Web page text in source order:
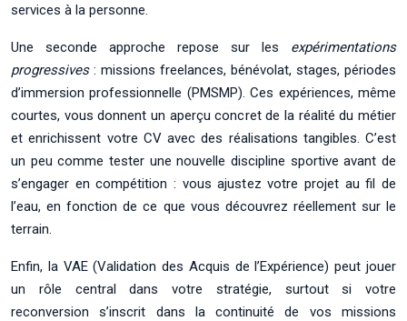
services à la personne.
Une seconde approche repose sur les expérimentations
progressives: missions freelances, bénévolat, stages, périodes
d’immersion professionnelle (PMSMP). Ces expériences, même
courtes, vous donnent un aperçu concret de la réalité du métier
et enrichissent votre CV avec des réalisations tangibles. C’est
un peu comme tester une nouvelle discipline sportive avant de
s’engager en compétition : vous ajustez votre projet au fil de
l’eau, en fonction de ce que vous découvrez réellement sur le
terrain.
Enfin, la VAE (Validation des Acquis de l’Expérience) peut jouer
un rôle central dans votre stratégie, surtout si votre
reconversion s’inscrit dans la continuité de vos missions